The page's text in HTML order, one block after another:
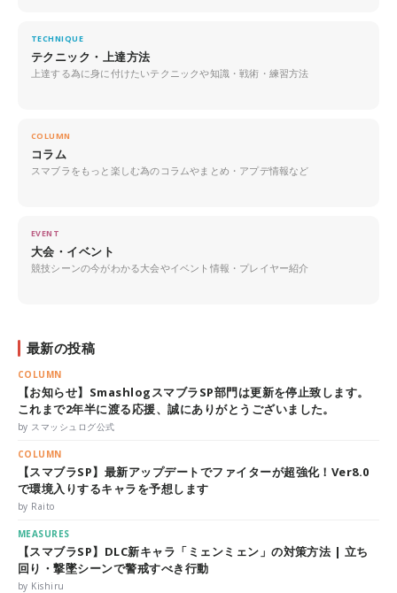
TECHNIQUE
テクニック・上達方法
上達する為に身に付けたいテクニックや知識・戦術・練習方法
COLUMN
コラム
スマブラをもっと楽しむ為のコラムやまとめ・アプデ情報など
EVENT
大会・イベント
競技シーンの今がわかる大会やイベント情報・プレイヤー紹介
最新の投稿
COLUMN
【お知らせ】SmashlogスマブラSP部門は更新を停止致します。
これまで2年半に渡る応援、誠にありがとうございました。
by スマッシュログ公式
COLUMN
【スマブラSP】最新アップデートでファイターが超強化！Ver8.0
で環境入りするキャラを予想します
by Raito
MEASURES
【スマブラSP】DLC新キャラ「ミェンミェン」の対策方法 | 立ち
回り・撃墜シーンで警戒すべき行動
by Kishiru